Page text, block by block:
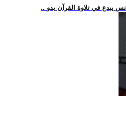
يبدع في تلاوة القرآن بدو